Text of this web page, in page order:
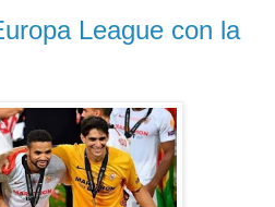
League con la